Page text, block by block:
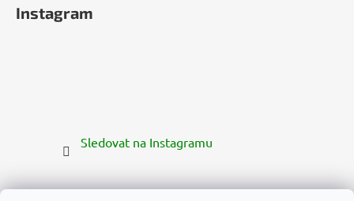
Instagram
Sledovat na Instagramu